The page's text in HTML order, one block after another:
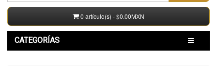
0 artículo(s) - $0.00MXN
CATEGORÍAS